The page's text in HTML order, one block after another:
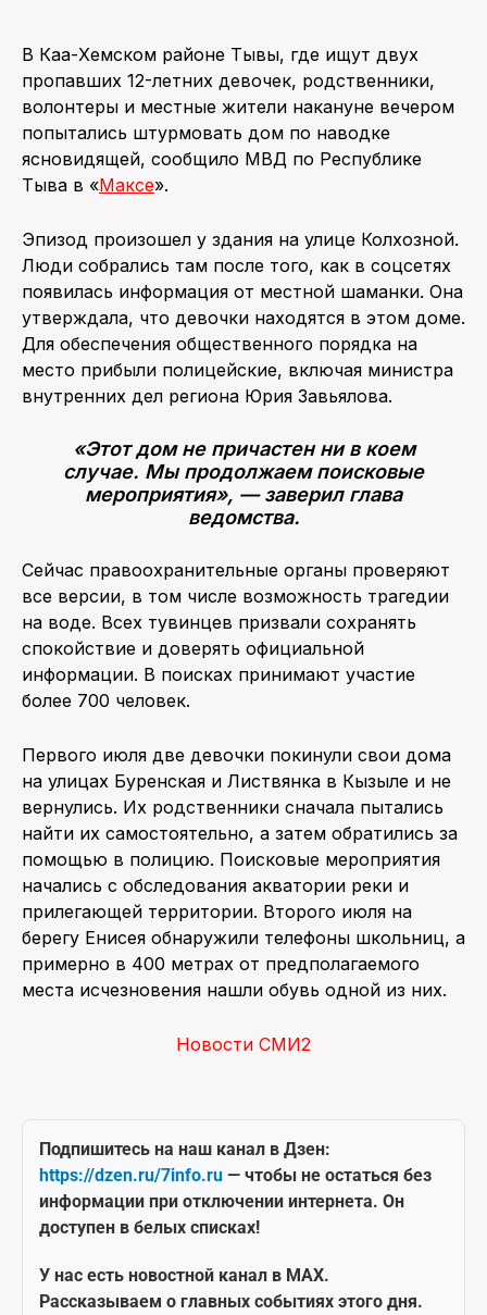
В Каа-Хемском районе Тывы, где ищут двух
пропавших 12-летних девочек, родственники,
волонтеры и местные жители накануне вечером
попытались штурмовать дом по наводке
ясновидящей, сообщило МВД по Республике
Тыва в «Максе».
Эпизод произошел у здания на улице Колхозной.
Люди собрались там после того, как в соцсетях
появилась информация от местной шаманки. Она
утверждала, что девочки находятся в этом доме.
Для обеспечения общественного порядка на
место прибыли полицейские, включая министра
внутренних дел региона Юрия Завьялова.
«Этот дом не причастен ни в коем
случае. Мы продолжаем поисковые
мероприятия», — заверил глава
ведомства.
Сейчас правоохранительные органы проверяют
все версии, в том числе возможность трагедии
на воде. Всех тувинцев призвали сохранять
спокойствие и доверять официальной
информации. В поисках принимают участие
более 700 человек.
Первого июля две девочки покинули свои дома
на улицах Буренская и Листвянка в Кызыле и не
вернулись. Их родственники сначала пытались
найти их самостоятельно, а затем обратились за
помощью в полицию. Поисковые мероприятия
начались с обследования акватории реки и
прилегающей территории. Второго июля на
берегу Енисея обнаружили телефоны школьниц, а
примерно в 400 метрах от предполагаемого
места исчезновения нашли обувь одной из них.
Новости СМИ2
Подпишитесь на наш канал в Дзен:
https://dzen.ru/7info.ru — чтобы не остаться без
информации при отключении интернета. Он
доступен в белых списках!
У нас есть новостной канал в MAX.
Рассказываем о главных событиях этого дня.